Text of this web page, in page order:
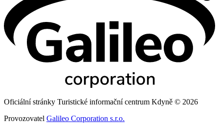
Oficiální stránky Turistické informační centrum Kdyně © 2026
Provozovatel Galileo Corporation s.r.o.